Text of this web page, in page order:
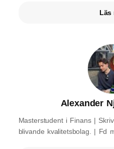
Läs
Alexander
Masterstudent i Finans |
blivande kvalitetsbolag. | Fd